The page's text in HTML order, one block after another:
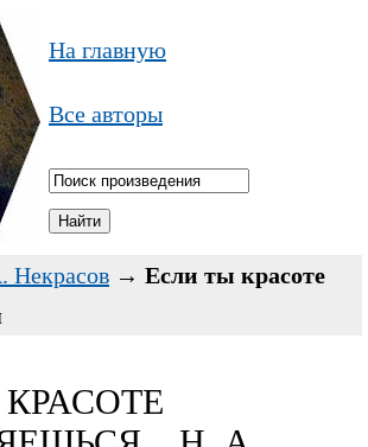
На главную
Все авторы
Некрасов → Если ты красоте